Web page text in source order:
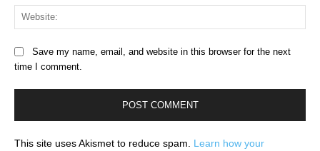
Save my name, email, and website in this browser for the next
time I comment.
This site uses Akismet to reduce spam. Learn how your